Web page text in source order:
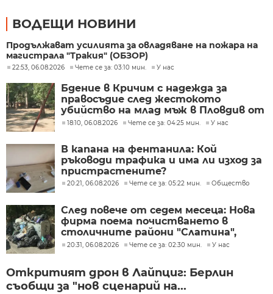
ВОДЕЩИ НОВИНИ
Продължават усилията за овладяване на пожара на
магистрала "Тракия" (ОБЗОР)
22:53, 06.08.2026 Чете се за: 03:10 мин. У нас
Бдение в Кричим с надежда за
правосъдие след жестокото
убийство на млад мъж в Пловдив от
тийнейджъри
18:10, 06.08.2026 Чете се за: 04:25 мин. У нас
В капана на фентанила: Кой
ръководи трафика и има ли изход за
пристрастените?
20:21, 06.08.2026 Чете се за: 05:22 мин. Общество
След повече от седем месеца: Нова
фирма поема почистването в
столичните райони "Слатина",
"Подуяне" и "Изгрев"
20:31, 06.08.2026 Чете се за: 02:30 мин. У нас
Откритият дрон в Лайпциг: Берлин
съобщи за "нов сценарий на...